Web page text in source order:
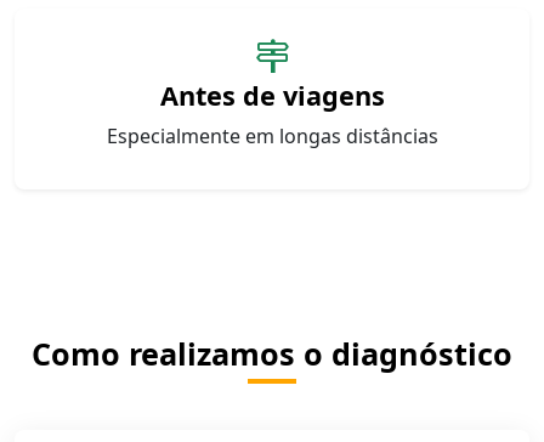
Antes de viagens
Especialmente em longas distâncias
Como realizamos o diagnóstico